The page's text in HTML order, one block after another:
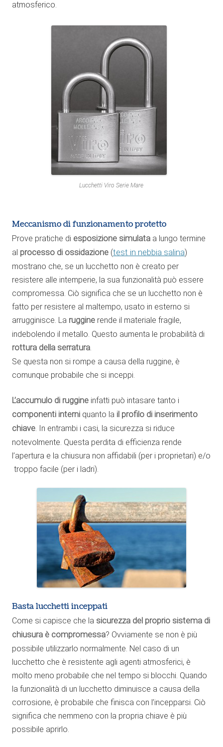
atmosferico.
Lucchetti Viro Serie Mare
Meccanismo di funzionamento protetto
Prove pratiche di esposizione simulata a lungo termine
al processo di ossidazione (test in nebbia salina)
mostrano che, se un lucchetto non è creato per
resistere alle intemperie, la sua funzionalità può essere
compromessa. Ciò significa che se un lucchetto non è
fatto per resistere al maltempo, usato in esterno si
arrugginisce. La ruggine rende il materiale fragile,
indebolendo il metallo. Questo aumenta le probabilità di
rottura della serratura.
Se questa non si rompe a causa della ruggine, è
comunque probabile che si inceppi.
L’accumulo di ruggine infatti può intasare tanto i
componenti interni quanto la il profilo di inserimento
chiave. In entrambi i casi, la sicurezza si riduce
notevolmente. Questa perdita di efficienza rende
l’apertura e la chiusura non affidabili (per i proprietari) e/o
troppo facile (per i ladri).
Basta lucchetti inceppati
Come si capisce che la sicurezza del proprio sistema di
chiusura è compromessa? Ovviamente se non è più
possibile utilizzarlo normalmente. Nel caso di un
lucchetto che è resistente agli agenti atmosferici, è
molto meno probabile che nel tempo si blocchi. Quando
la funzionalità di un lucchetto diminuisce a causa della
corrosione, è probabile che finisca con l’incepparsi. Ciò
significa che nemmeno con la propria chiave è più
possibile aprirlo.